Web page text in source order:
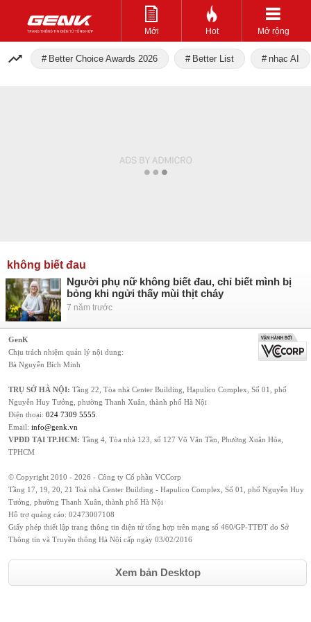
Mới Hot Mở rộng
Better Choice Awards 2026 Better List nhạc AI
không biết đau
Người phụ nữ không biết đau, chỉ biết mình bị
bỏng khi ngửi thấy mùi thịt cháy
7 năm trước
GenK
Chịu trách nhiệm quản lý nội dung:
Bà Nguyễn Bích Minh
TRỤ SỞ HÀ NỘI: Tầng 22, Tòa nhà Center Building, Hapulico Complex, Số 01, phố
Nguyễn Huy Tưởng, phường Thanh Xuân, thành phố Hà Nội
Điện thoại: 024 7309 5555
Email: info@genk.vn
VPĐD TẠI TP.HCM: Tầng 4, Tòa nhà 123, số 127 Võ Văn Tần, Phường Xuân Hòa,
TPHCM
© Copyright 2010 - 2026 - Công ty Cổ phần VCCorp
Tầng 17, 19, 20, 21 Toà nhà Center Building - Hapulico Complex, Số 01, phố Nguyễn Huy
Tưởng, phường Thanh Xuân, thành phố Hà Nội
Hỗ trợ quảng cáo: 02473007108
Giấy phép thiết lập trang thông tin điện tử tổng hợp trên mạng số 460/GP-TTĐT do Sở
Thông tin và Truyền thông Hà Nội cấp ngày 03/02/2016
Xem bản Desktop